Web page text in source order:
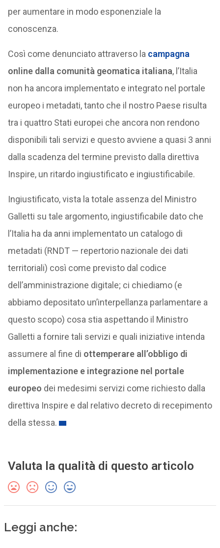
per aumentare in modo esponenziale la
conoscenza.
Così come denunciato attraverso la campagna
online dalla comunità geomatica italiana, l’Italia
non ha ancora implementato e integrato nel portale
europeo i metadati, tanto che il nostro Paese risulta
tra i quattro Stati europei che ancora non rendono
disponibili tali servizi e questo avviene a quasi 3 anni
dalla scadenza del termine previsto dalla direttiva
Inspire, un ritardo ingiustificato e ingiustificabile.
Ingiustificato, vista la totale assenza del Ministro
Galletti su tale argomento, ingiustificabile dato che
l’Italia ha da anni implementato un catalogo di
metadati (RNDT — repertorio nazionale dei dati
territoriali) così come previsto dal codice
dell’amministrazione digitale; ci chiediamo (e
abbiamo depositato un’interpellanza parlamentare a
questo scopo) cosa stia aspettando il Ministro
Galletti a fornire tali servizi e quali iniziative intenda
assumere al fine di ottemperare all’obbligo di
implementazione e integrazione nel portale
europeo dei medesimi servizi come richiesto dalla
direttiva Inspire e dal relativo decreto di recepimento
della stessa.
Valuta la qualità di questo articolo
Leggi anche: